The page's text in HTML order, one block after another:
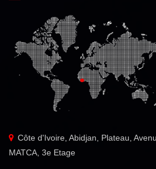
Côte d'Ivoire, Abidjan, Plateau,
MATCA, 3e Etage